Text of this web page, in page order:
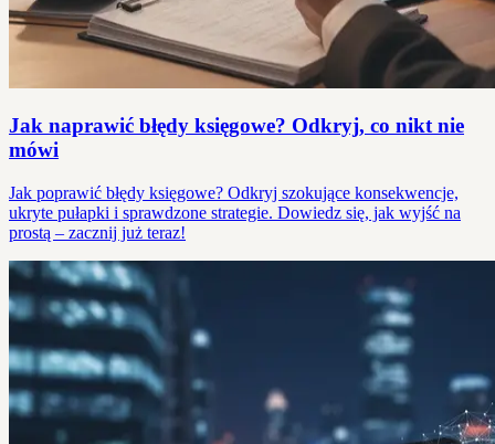
Jak naprawić błędy księgowe? Odkryj, co nikt nie
mówi
Jak poprawić błędy księgowe? Odkryj szokujące konsekwencje,
ukryte pułapki i sprawdzone strategie. Dowiedz się, jak wyjść na
prostą – zacznij już teraz!